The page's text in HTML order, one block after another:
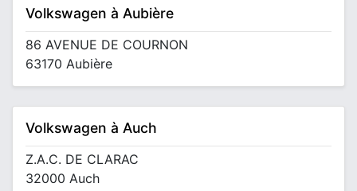
Volkswagen à Aubière
86 AVENUE DE COURNON
63170 Aubière
Volkswagen à Auch
Z.A.C. DE CLARAC
32000 Auch